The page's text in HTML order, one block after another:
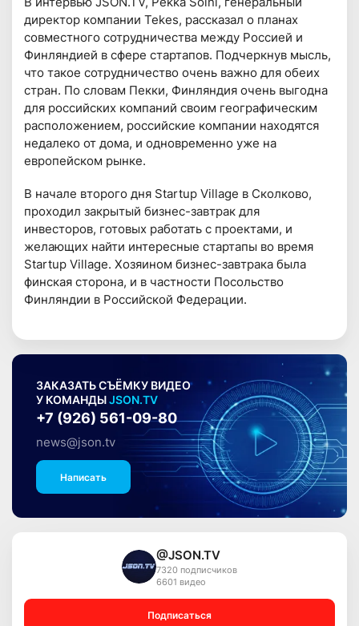
директор компании Tekes, рассказал о планах
совместного сотрудничества между Россией и
Финляндией в сфере стартапов. Подчеркнув мысль,
что такое сотрудничество очень важно для обеих
стран. По словам Пекки, Финляндия очень выгодна
для российских компаний своим географическим
расположением, российские компании находятся
недалеко от дома, и одновременно уже на
европейском рынке.
В начале второго дня Startup Village в Сколково,
проходил закрытый бизнес-завтрак для
инвесторов, готовых работать с проектами, и
желающих найти интересные стартапы во время
Startup Village. Хозяином бизнес-завтрака была
финская сторона, и в частности Посольство
Финляндии в Российской Федерации.
ЗАКАЗАТЬ СЪЁМКУ ВИДЕО
У КОМАНДЫJSON.TV
+7 (926) 561-09-80
news@json.tv
Написать
@JSON.TV
7320 подписчиков
6601 видео
Подписаться